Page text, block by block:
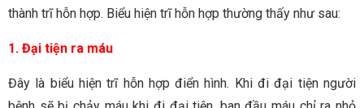
thành trĩ hỗn hợp. Biểu hiện trĩ hỗn hợp thường thấy như sau:
1. Đại tiện ra máu
Đây là biểu hiện trĩ hỗn hợp điển hình. Khi đi đại tiện người